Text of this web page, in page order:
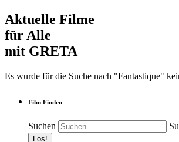
Aktuelle Filme
für Alle
mit GRETA
Es wurde für die Suche nach "Fantastique"
Film Finden
Suchen